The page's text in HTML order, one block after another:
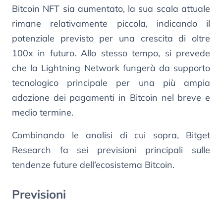
Bitcoin NFT sia aumentato, la sua scala attuale
rimane relativamente piccola, indicando il
potenziale previsto per una crescita di oltre
100x in futuro. Allo stesso tempo, si prevede
che la Lightning Network fungerà da supporto
tecnologico principale per una più ampia
adozione dei pagamenti in Bitcoin nel breve e
medio termine.
Combinando le analisi di cui sopra, Bitget
Research fa sei previsioni principali sulle
tendenze future dell’ecosistema Bitcoin.
Previsioni